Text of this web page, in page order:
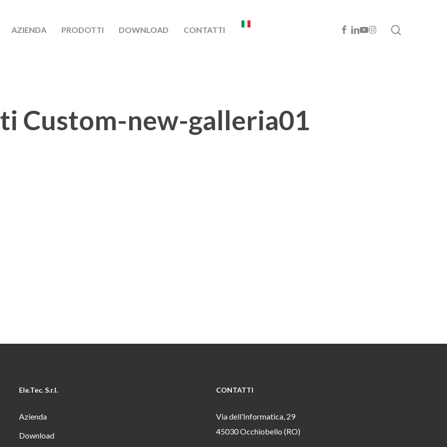
AZIENDA PRODOTTI DOWNLOAD CONTATTI FACEBOOK
LINKEDIN
YOUTUBE
INSTAGRAM
Custom-new-galleria01
Ele.Tec. S.r.l.
Azienda
Download
CONTATTI
Via dell’Informatica, 29
45030 Occhiobello (RO)